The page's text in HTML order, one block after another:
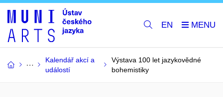
EN
Kalendář akcí a
událostí
Výstava 100 let jazykovědné
bohemistiky